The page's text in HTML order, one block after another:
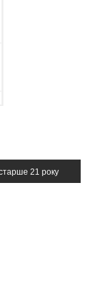
21 року